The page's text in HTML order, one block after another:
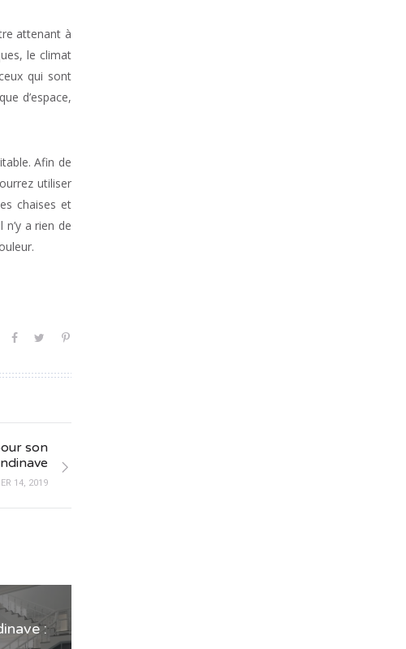
attenant à
le climat
qui sont
d’espace,
Afin de
utiliser
chaises et
a rien de
son
14, 2019
: